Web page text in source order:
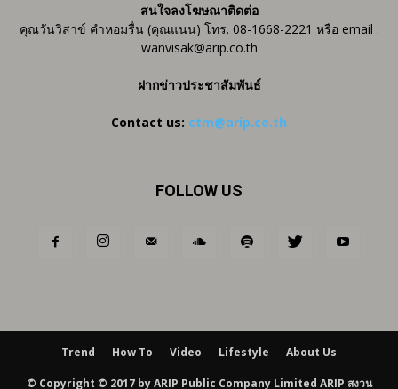
สนใจลงโฆษณาติดต่อ
คุณวันวิสาข์ คำหอมรื่น (คุณแนน) โทร. 08-1668-2221 หรือ email :
wanvisak@arip.co.th
ฝากข่าวประชาสัมพันธ์
Contact us: ctm@arip.co.th
FOLLOW US
Trend How To Video Lifestyle About Us
© Copyright © 2017 by ARIP Public Company Limited ARIP สงวน